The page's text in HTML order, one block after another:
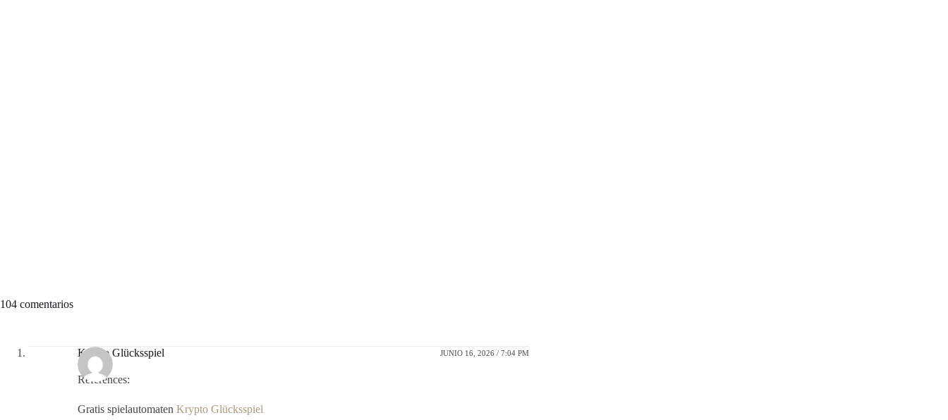
104 comentarios
Krypto Glücksspiel JUNIO 16, 2026 / 7:04 PM
References:
Gratis spielautomaten Krypto Glücksspiel